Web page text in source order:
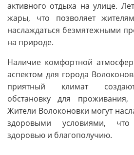
активного отдыха на улице.
жары, что позволяет
наслаждаться безмятежными
на природе.
Наличие комфортной
аспектом для города
приятный климат
обстановку для
Жители Волоконовки могут
здоровыми условиями, что
здоровью и благополучию.